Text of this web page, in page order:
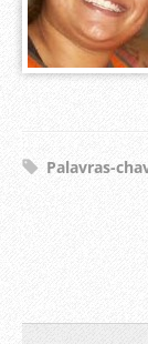
Palavras-